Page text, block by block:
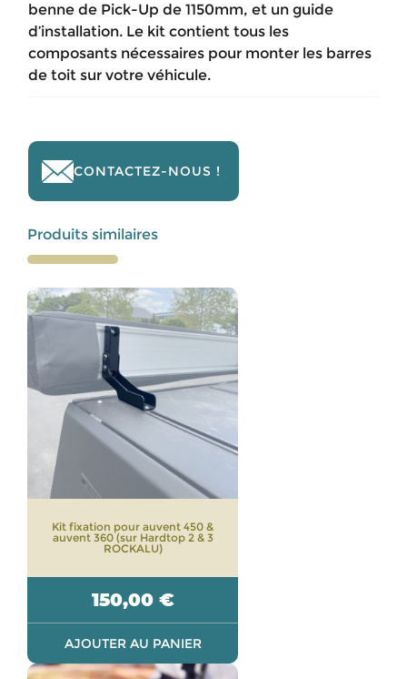
benne de Pick-Up de 1150mm, et un guide
d’installation. Le kit contient tous les
composants nécessaires pour monter les barres
de toit sur votre véhicule.
CONTACTEZ-NOUS !
Produits similaires
Kit fixation pour auvent 450 &
auvent 360 (sur Hardtop 2 & 3
ROCKALU)
150,00 €
AJOUTER AU PANIER